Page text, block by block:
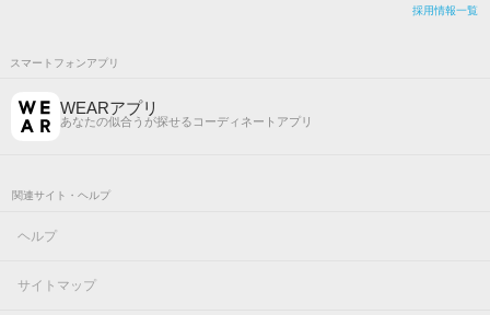
採用情報一覧
スマートフォンアプリ
WEARアプリ
あなたの似合うが探せるコーディネートアプリ
関連サイト・ヘルプ
ヘルプ
サイトマップ